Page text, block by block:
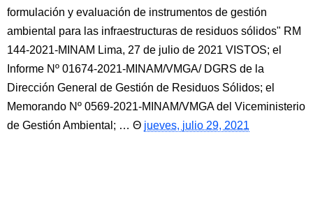
formulación y evaluación de instrumentos de gestión
ambiental para las infraestructuras de residuos sólidos" RM
144-2021-MINAM Lima, 27 de julio de 2021 VISTOS; el
Informe Nº 01674-2021-MINAM/VMGA/ DGRS de la
Dirección General de Gestión de Residuos Sólidos; el
Memorando Nº 0569-2021-MINAM/VMGA del Viceministerio
de Gestión Ambiental; …
jueves, julio 29, 2021